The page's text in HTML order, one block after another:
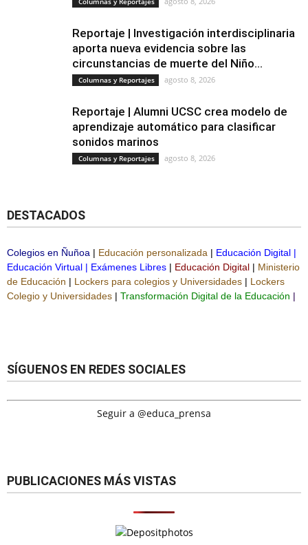
Reportaje | Investigación interdisciplinaria
aporta nueva evidencia sobre las
circunstancias de muerte del Niño...
Columnas y Reportajes agosto 8, 2026
Reportaje | Alumni UCSC crea modelo de
aprendizaje automático para clasificar
sonidos marinos
Columnas y Reportajes agosto 8, 2026
DESTACADOS
Colegios en Ñuñoa | Educación personalizada | Educación Digital |
Educación Virtual | Exámenes Libres | Educación Digital | Ministerio
de Educación | Lockers para colegios y Universidades | Lockers
Colegio y Universidades | Transformación Digital de la Educación |
SÍGUENOS EN REDES SOCIALES
Seguir a @educa_prensa
PUBLICACIONES MÁS VISTAS